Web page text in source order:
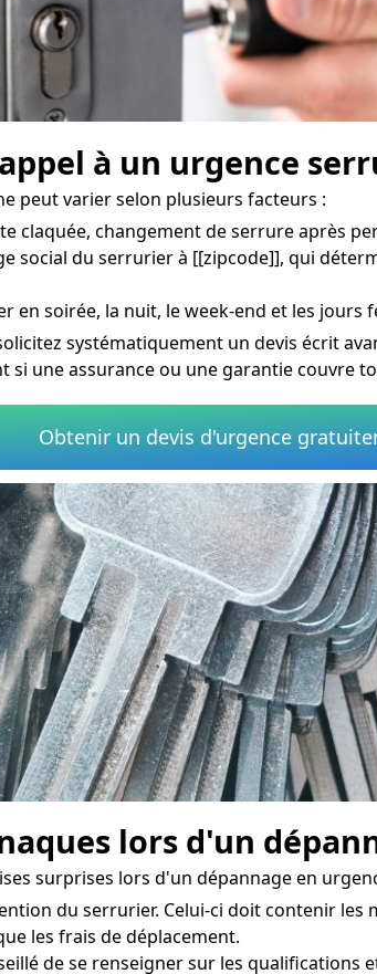
à un urgence
peut varier selon plusieurs facteurs :
claquée, changement de serrure après
social du serrurier à [[zipcode]], qui
en soirée, la nuit, le week-end et les jours
systématiquement un devis écrit
une assurance ou une garantie couvre
Obtenir un devis d'urgence
lors d'un
surprises lors d'un dépannage en
du serrurier. Celui-ci doit contenir les
les frais de déplacement.
de se renseigner sur les qualifications